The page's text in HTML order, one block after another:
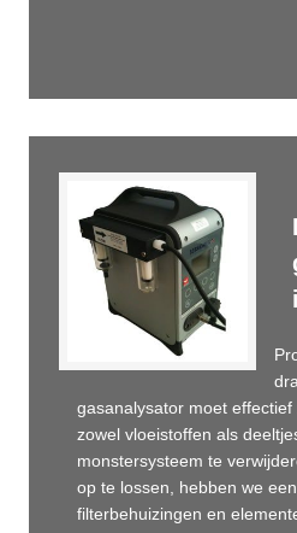
gasanalysator moet
zowel vloeistoffen als
monstersysteem te
op te lossen, hebben we
filterbehuizingen en